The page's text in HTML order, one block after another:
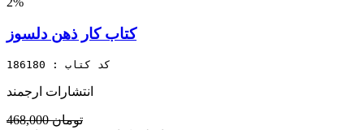
کتاب کار ذهن دلسوز
کد کتاب : 186180
انتشارات ارجمند
468,000 تومان